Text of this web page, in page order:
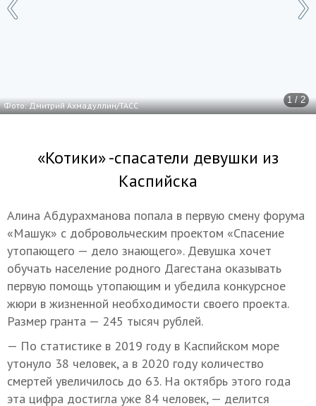
1 / 2
Фото: Дмитрий Ахмадуллин/ТАСС
«Котики» -спасатели девушки из
Каспийска
Алина Абдурахманова попала в первую смену форума
«Машук» с добровольческим проектом «Спасение
утопающего — дело знающего». Девушка хочет
обучать население родного Дагестана оказывать
первую помощь утопающим и убедила конкурсное
жюри в жизненной необходимости своего проекта.
Размер гранта — 245 тысяч рублей.
— По статистике в 2019 году в Каспийском море
утонуло 38 человек, а в 2020 году количество
смертей увеличилось до 63. На октябрь этого года
эта цифра достигла уже 84 человек, — делится